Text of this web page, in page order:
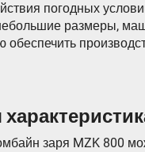
погодных
размеры,
обеспечить
заря MZK 800